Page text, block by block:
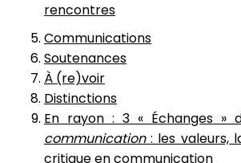
rencontres
Communications
Soutenances
À (re)voir
Distinctions
En rayon : 3 « Échanges »
communication: les valeurs,
critique en communication